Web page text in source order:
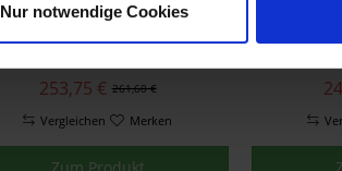
Nur notwendige Cookies
Harley Davidson
INNEN/AUSSEN 93100024
261,60 €
253,75 €
Vergleichen Merken